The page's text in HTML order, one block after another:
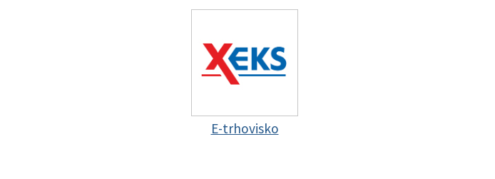
E-trhovisko